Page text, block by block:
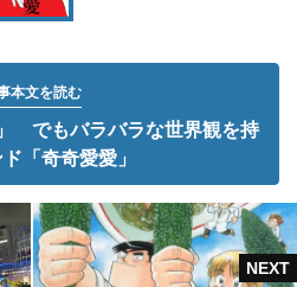
本文を読む
でもバラバラな世界観を持
「奇奇愛愛」